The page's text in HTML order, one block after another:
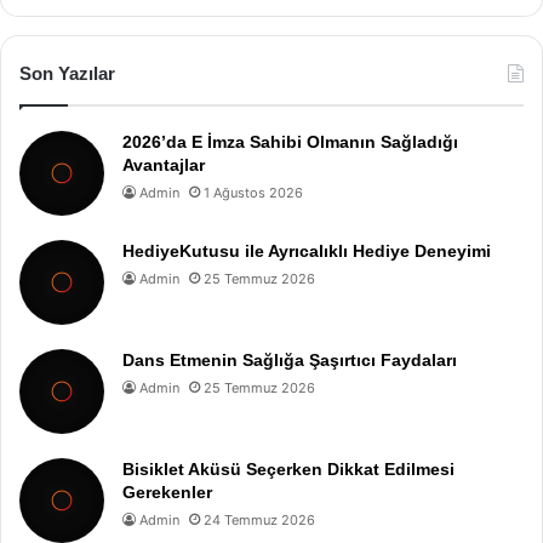
Son Yazılar
2026’da E İmza Sahibi Olmanın Sağladığı
Avantajlar
Admin 1 Ağustos 2026
HediyeKutusu ile Ayrıcalıklı Hediye Deneyimi
Admin 25 Temmuz 2026
Dans Etmenin Sağlığa Şaşırtıcı Faydaları
Admin 25 Temmuz 2026
Bisiklet Aküsü Seçerken Dikkat Edilmesi
Gerekenler
Admin 24 Temmuz 2026